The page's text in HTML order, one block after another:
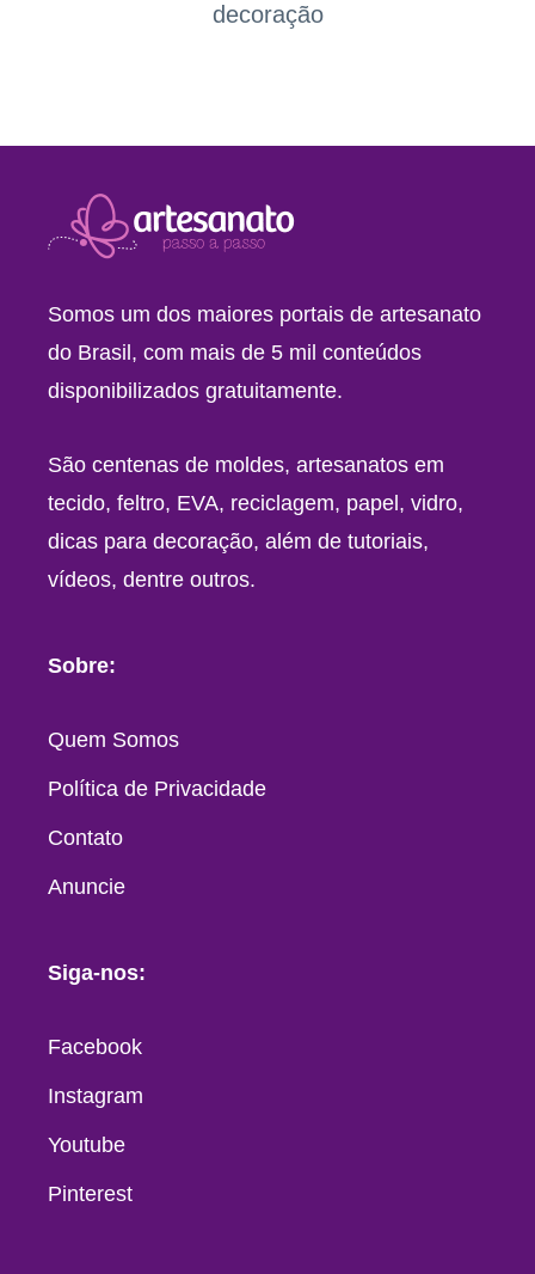
decoração
Somos um dos maiores portais de artesanato
do Brasil, com mais de 5 mil conteúdos
disponibilizados gratuitamente.
São centenas de moldes, artesanatos em
tecido, feltro, EVA, reciclagem, papel, vidro,
dicas para decoração, além de tutoriais,
vídeos, dentre outros.
Sobre:
Quem Somos
Política de Privacidade
Contato
Anuncie
Siga-nos:
Facebook
Instagram
Youtube
Pinterest